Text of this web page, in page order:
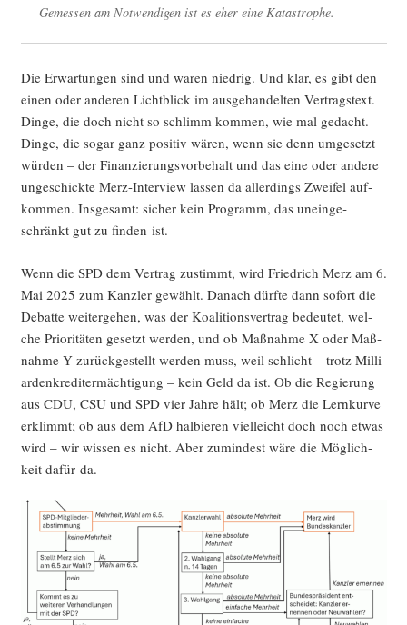
Gemes­sen am Not­wen­di­gen ist es eher eine Katastrophe.
Die Erwar­tun­gen sind und waren nied­rig. Und klar, es gibt den
einen oder ande­ren Licht­blick im aus­ge­han­del­ten Ver­trags­text.
Din­ge, die doch nicht so schlimm kom­men, wie mal gedacht.
Din­ge, die sogar ganz posi­tiv wären, wenn sie denn umge­setzt
wür­den – der Finan­zie­rungs­vor­be­halt und das eine oder ande­re
unge­schick­te Merz-Inter­view las­sen da aller­dings Zwei­fel auf­
kom­men. Ins­ge­samt: sicher kein Pro­gramm, das unein­ge­
schränkt gut zu fin­den ist.
Wenn die SPD dem Ver­trag zustimmt, wird Fried­rich Merz am 6.
Mai 2025 zum Kanz­ler gewählt. Danach dürf­te dann sofort die
Debat­te wei­ter­ge­hen, was der Koali­ti­ons­ver­trag bedeu­tet, wel­
che Prio­ri­tä­ten gesetzt wer­den, und ob Maß­nah­me X oder Maß­
nah­me Y zurück­ge­stellt wer­den muss, weil schlicht – trotz Mil­li­
ar­den­kre­dit­er­mäch­ti­gung – kein Geld da ist. Ob die Regie­rung
aus CDU, CSU und SPD vier Jah­re hält; ob Merz die Lern­kur­ve
erklimmt; ob aus dem AfD hal­bie­ren viel­leicht doch noch etwas
wird – wir wis­sen es nicht. Aber zumin­dest wäre die Mög­lich­
keit dafür da.